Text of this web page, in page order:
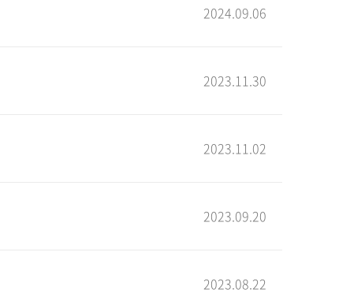
2024.09.06
2023.11.30
2023.11.02
2023.09.20
2023.08.22